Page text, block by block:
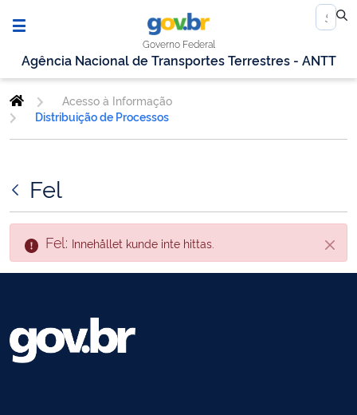
Governo Federal
Agência Nacional de Transportes Terrestres - ANTT
Acesso à Informação
Distribuição de Processos
Fel
Stäng
Fel: Innehållet kunde inte hittas.